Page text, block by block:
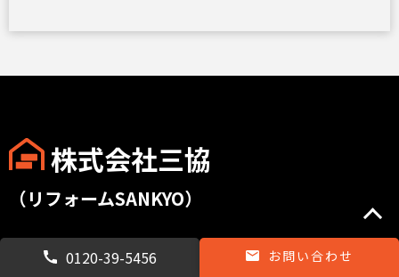
0120-39-5456 お問い合わせ
株式会社三協
（リフォームSANKYO）
〒945-0047